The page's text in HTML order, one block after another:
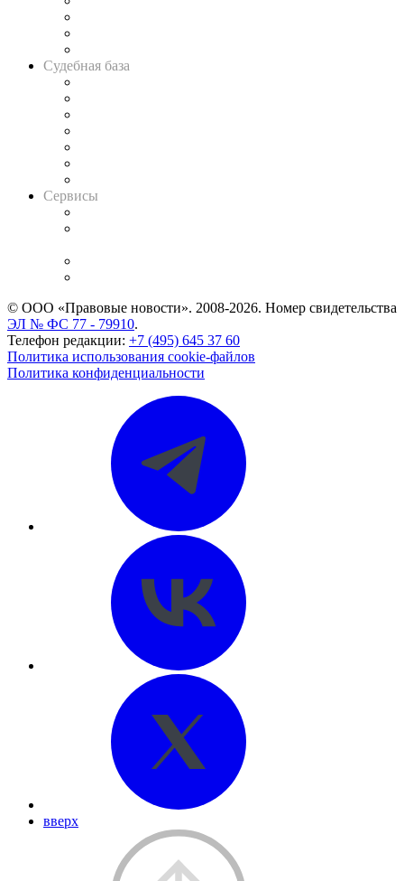
Судебная база
Сервисы
© ООО «Правовые новости». 2008-2026. Номер свидетельства
ЭЛ № ФС 77 - 79910.
Телефон редакции: +7 (495) 645 37 60
Политика использования cookie-файлов
Политика конфиденциальности
вверх